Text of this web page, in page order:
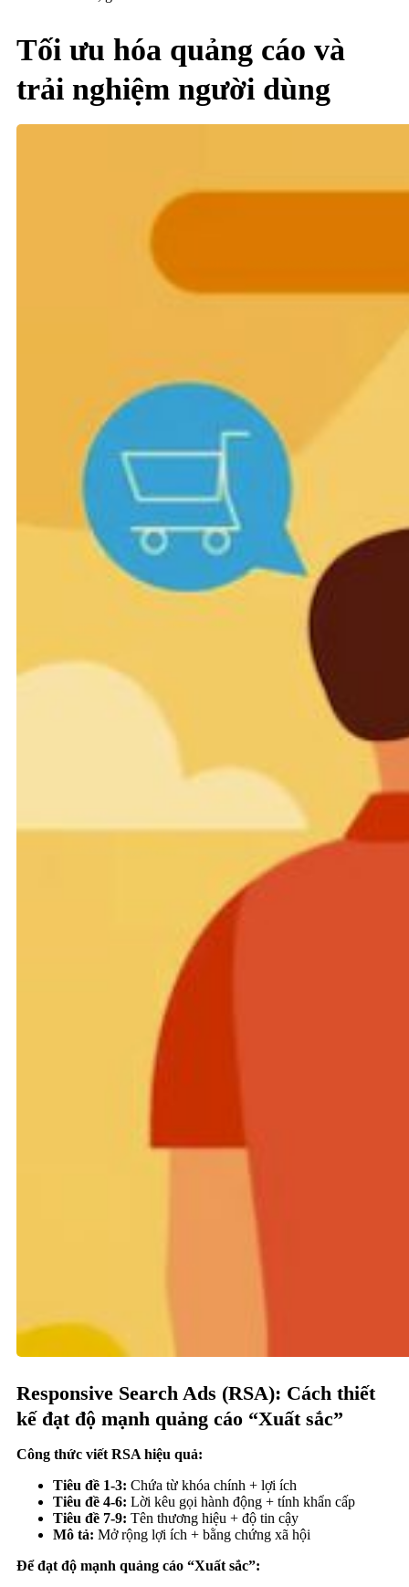
Tối ưu hóa quảng cáo và
trải nghiệm người dùng
Responsive Search Ads (RSA): Cách thiết
kế đạt độ mạnh quảng cáo “Xuất sắc”
Công thức viết RSA hiệu quả:
Tiêu đề 1-3: Chứa từ khóa chính + lợi ích
Tiêu đề 4-6: Lời kêu gọi hành động + tính khẩn cấp
Tiêu đề 7-9: Tên thương hiệu + độ tin cậy
Mô tả: Mở rộng lợi ích + bằng chứng xã hội
Để đạt độ mạnh quảng cáo “Xuất sắc”: